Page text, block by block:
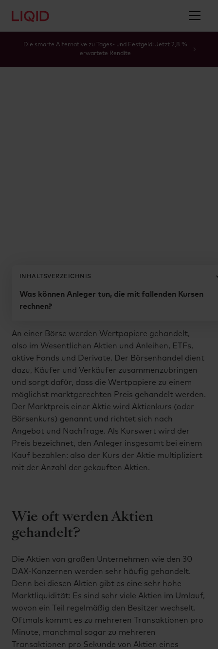
Die smarte Alternative zu Tages- und Festgeld: Jetzt 2,8 %
erwartete Rendite
INHALTSVERZEICHNIS
Was können Anleger tun, die mit fallenden Kursen
rechnen?
Börsenhandel
Wozu dient der Börsenhandel?
An einer Börse werden Wertpapiere gehandelt,
also im Wesentlichen Aktien und Anleihen, ETFs,
aktive Fonds und Derivate. Der Börsenhandel dient
dazu, Käufer und Verkäufer zusammenzubringen
und sorgt dafür, dass die Wertpapiere zu einem
möglichst marktgerechten Preis gehandelt werden.
Der Marktpreis einer Aktie wird Aktienkurs (oder
Börsenkurs) genannt und richtet sich nach
Angebot und Nachfrage. Als Kurswert wird der
Preis bezeichnet, den Anleger insgesamt bei einem
Kauf bezahlen: also der Kurs der Aktie multipliziert
mit der Anzahl der gekauften Aktien.
Wie oft werden Aktien
gehandelt?
Die Aktien von großen Unternehmen wie den 30
DAX-Konzernen werden sehr häufig gehandelt.
Denn bei diesen Aktien gibt es eine sehr hohe
Marktliquidität: Es sind sehr viele Aktien im Umlauf,
wovon ein Teil regelmäßig den Besitzer wechselt.
Oftmals kommt es zu mehreren Transaktionen pro
Minute, manchmal sogar zu mehreren
Transaktionen pro Sekunde von Aktien eines